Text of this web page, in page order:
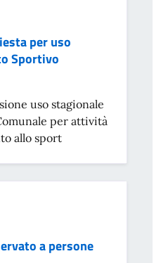
per uso
Sportivo
uso stagionale
per attività
allo sport
a persone